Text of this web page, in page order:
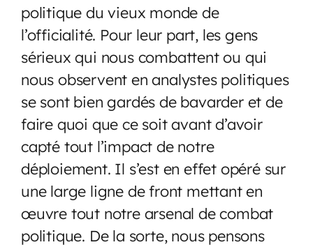
politique du vieux monde de
l’officialité. Pour leur part, les gens
sérieux qui nous combattent ou qui
nous observent en analystes politiques
se sont bien gardés de bavarder et de
faire quoi que ce soit avant d’avoir
capté tout l’impact de notre
déploiement. Il s’est en effet opéré sur
une large ligne de front mettant en
œuvre tout notre arsenal de combat
politique. De la sorte, nous pensons